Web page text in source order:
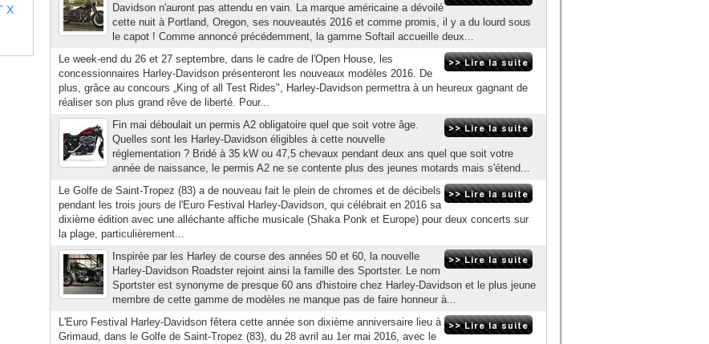
X
Davidson n'auront pas attendu en vain. La marque américaine a dévoilé
cette nuit à Portland, Oregon, ses nouveautés 2016 et comme promis, il y a du lourd sous
le capot ! Comme annoncé précédemment, la gamme Softail accueille deux...
Le week-end du 26 et 27 septembre, dans le cadre de l'Open House, les
concessionnaires Harley-Davidson présenteront les nouveaux modèles 2016. De
plus, grâce au concours „King of all Test Rides", Harley-Davidson permettra à un heureux gagnant de
réaliser son plus grand rêve de liberté. Pour...
Fin mai déboulait un permis A2 obligatoire quel que soit votre âge.
Quelles sont les Harley-Davidson éligibles à cette nouvelle
réglementation ? Bridé à 35 kW ou 47,5 chevaux pendant deux ans quel que soit votre
année de naissance, le permis A2 ne se contente plus des jeunes motards mais s'étend...
Le Golfe de Saint-Tropez (83) a de nouveau fait le plein de chromes et de décibels
pendant les trois jours de l'Euro Festival Harley-Davidson, qui célébrait en 2016 sa
dixième édition avec une alléchante affiche musicale (Shaka Ponk et Europe) pour deux concerts sur
la plage, particulièrement...
Inspirée par les Harley de course des années 50 et 60, la nouvelle
Harley-Davidson Roadster rejoint ainsi la famille des Sportster. Le nom
Sportster est synonyme de presque 60 ans d'histoire chez Harley-Davidson et le plus jeune
membre de cette gamme de modèles ne manque pas de faire honneur à...
L'Euro Festival Harley-Davidson fêtera cette année son dixième anniversaire lieu à
Grimaud, dans le Golfe de Saint-Tropez (83), du 28 avril au 1er mai 2016, avec le